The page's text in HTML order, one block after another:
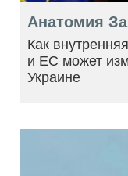
Анатомия
Как
и ЕС может
Украине